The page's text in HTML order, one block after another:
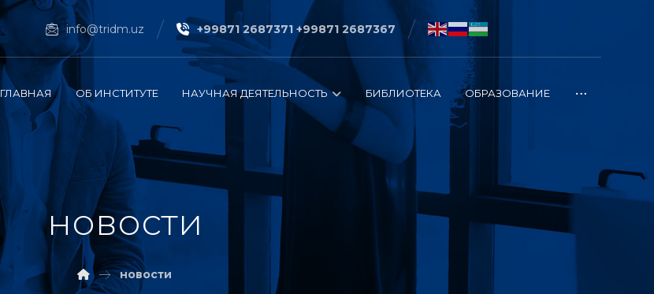
info@tridm.uz +99871 2687371 +99871 2687367
ГЛАВНАЯ ОБ ИНСТИТУТЕ НАУЧНАЯ ДЕЯТЕЛЬНОСТЬ БИБЛИОТЕКА ОБРАЗОВАНИЕ
новости
новости